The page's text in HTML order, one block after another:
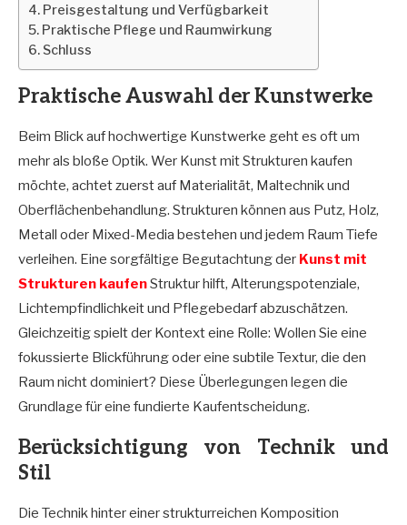
Preisgestaltung und Verfügbarkeit
Praktische Pflege und Raumwirkung
Schluss
Praktische Auswahl der Kunstwerke
Beim Blick auf hochwertige Kunstwerke geht es oft um
mehr als bloße Optik. Wer Kunst mit Strukturen kaufen
möchte, achtet zuerst auf Materialität, Maltechnik und
Oberflächenbehandlung. Strukturen können aus Putz, Holz,
Metall oder Mixed-Media bestehen und jedem Raum Tiefe
verleihen. Eine sorgfältige Begutachtung der Kunst mit
Strukturen kaufenStruktur hilft, Alterungspotenziale,
Lichtempfindlichkeit und Pflegebedarf abzuschätzen.
Gleichzeitig spielt der Kontext eine Rolle: Wollen Sie eine
fokussierte Blickführung oder eine subtile Textur, die den
Raum nicht dominiert? Diese Überlegungen legen die
Grundlage für eine fundierte Kaufentscheidung.
Berücksichtigung von Technik und
Stil
Die Technik hinter einer strukturreichen Komposition